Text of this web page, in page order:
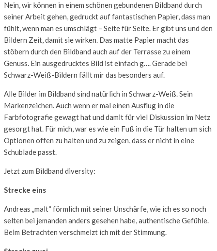
Nein, wir können in einem schönen gebundenen Bildband durch
seiner Arbeit gehen, gedruckt auf fantastischen Papier, dass man
fühlt, wenn man es umschlägt – Seite für Seite. Er gibt uns und den
Bildern Zeit, damit sie wirken. Das matte Papier macht das
stöbern durch den Bildband auch auf der Terrasse zu einem
Genuss. Ein ausgedrucktes Bild ist einfach g…. Gerade bei
Schwarz-Weiß-Bildern fällt mir das besonders auf.
Alle Bilder im Bildband sind natürlich in Schwarz-Weiß. Sein
Markenzeichen. Auch wenn er mal einen Ausflug in die
Farbfotografie gewagt hat und damit für viel Diskussion im Netz
gesorgt hat. Für mich, war es wie ein Fuß in die Tür halten um sich
Optionen offen zu halten und zu zeigen, dass er nicht in eine
Schublade passt.
Jetzt zum Bildband diversity:
Strecke eins
Andreas „malt“ förmlich mit seiner Unschärfe, wie ich es so noch
selten bei jemanden anders gesehen habe, authentische Gefühle.
Beim Betrachten verschmelzt ich mit der Stimmung.